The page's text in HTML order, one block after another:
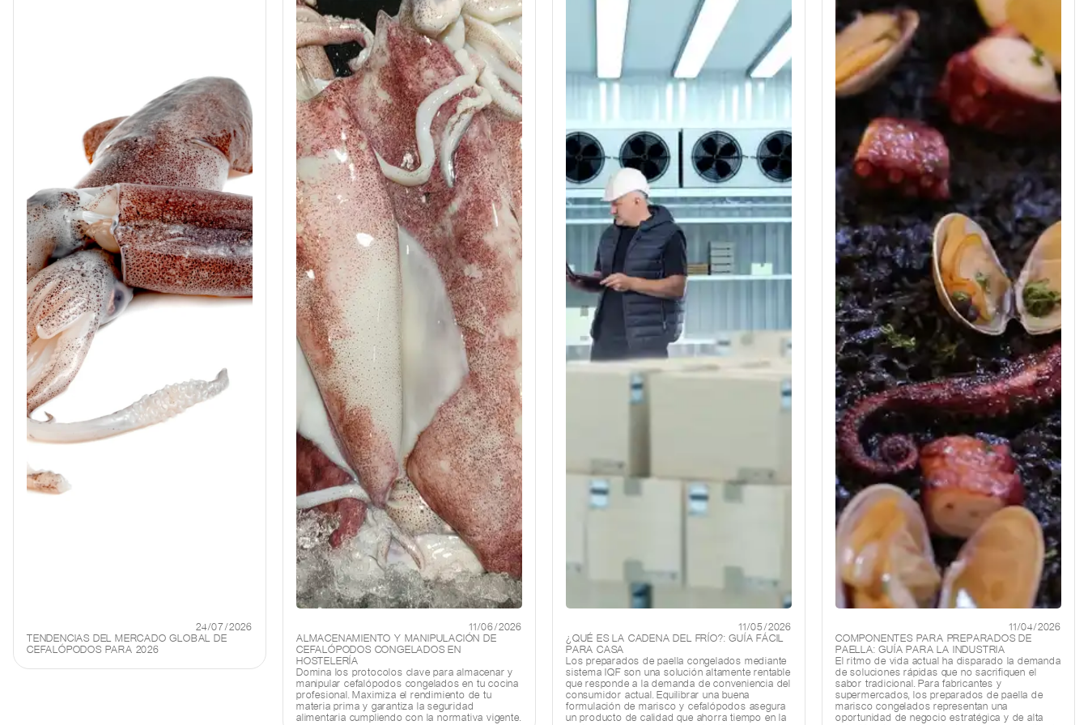
24/07/2026
TENDENCIAS DEL MERCADO GLOBAL DE
CEFALÓPODOS PARA 2026
11/06/2026
ALMACENAMIENTO Y MANIPULACIÓN DE
CEFALÓPODOS CONGELADOS EN
HOSTELERÍA
Domina los protocolos clave para almacenar y
manipular cefalópodos congelados en tu cocina
profesional. Maximiza el rendimiento de tu
materia prima y garantiza la seguridad
alimentaria cumpliendo con la normativa vigente.
11/05/2026
¿QUÉ ES LA CADENA DEL FRÍO?: GUÍA FÁCIL
PARA CASA
Los preparados de paella congelados mediante
sistema IQF son una solución altamente rentable
que responde a la demanda de conveniencia del
consumidor actual. Equilibrar una buena
formulación de marisco y cefalópodos asegura
un producto de calidad que ahorra tiempo en la
11/04/2026
COMPONENTES PARA PREPARADOS DE
PAELLA: GUÍA PARA LA INDUSTRIA
El ritmo de vida actual ha disparado la demanda
de soluciones rápidas que no sacrifiquen el
sabor tradicional. Para fabricantes y
supermercados, los preparados de paella de
marisco congelados representan una
oportunidad de negocio estratégica y de alta